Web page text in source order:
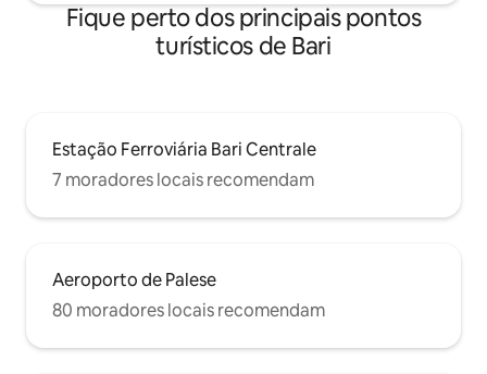
Fique perto dos principais pontos
turísticos de Bari
Estação Ferroviária Bari Centrale
7 moradores locais recomendam
Aeroporto de Palese
80 moradores locais recomendam